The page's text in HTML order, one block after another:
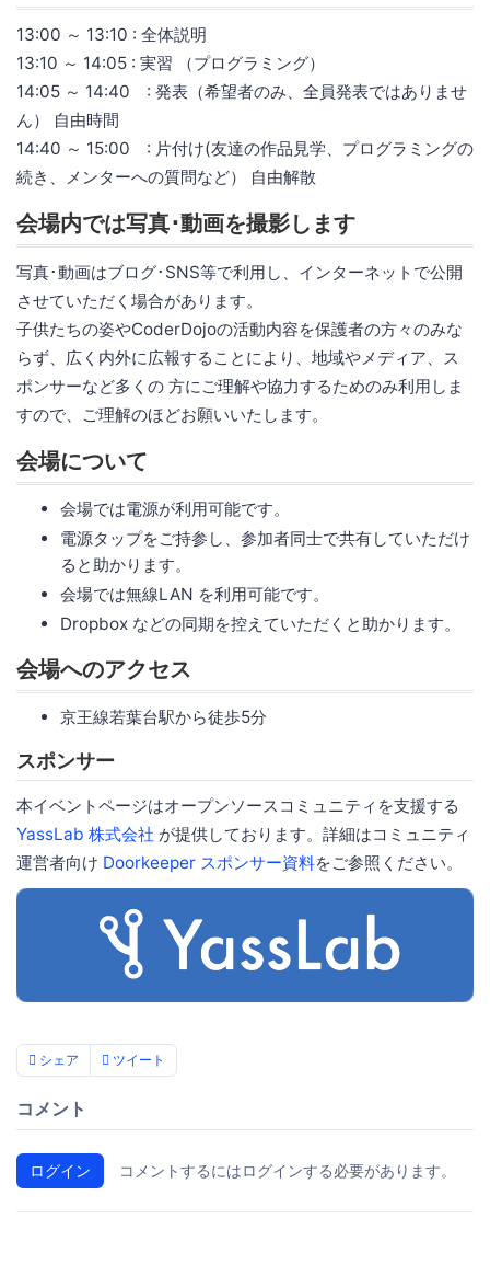
13:00 ～ 13:10 : 全体説明
13:10 ～ 14:05 : 実習 （プログラミング）
14:05 ～ 14:40 : 発表（希望者のみ、全員発表ではありませ
ん） 自由時間
14:40 ～ 15:00 : 片付け(友達の作品見学、プログラミングの
続き、メンターへの質問など） 自由解散
会場内では写真･動画を撮影します
写真･動画はブログ･SNS等で利用し、インターネットで公開
させていただく場合があります。
子供たちの姿やCoderDojoの活動内容を保護者の方々のみな
らず、広く内外に広報することにより、地域やメディア、ス
ポンサーなど多くの 方にご理解や協力するためのみ利用しま
すので、ご理解のほどお願いいたします。
会場について
会場では電源が利用可能です。
電源タップをご持参し、参加者同士で共有していただけ
ると助かります。
会場では無線LAN を利用可能です。
Dropbox などの同期を控えていただくと助かります。
会場へのアクセス
京王線若葉台駅から徒歩5分
スポンサー
本イベントページはオープンソースコミュニティを支援する
YassLab 株式会社 が提供しております。詳細はコミュニティ
運営者向け Doorkeeper スポンサー資料をご参照ください。
シェア ツイート
コメント
ログイン コメントするにはログインする必要があります。